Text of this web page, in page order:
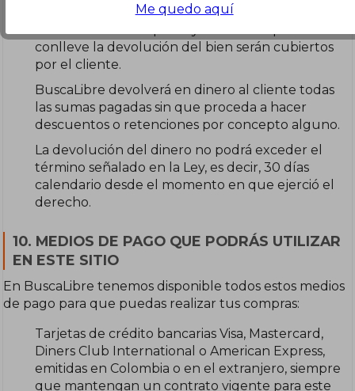
conlleve la devolución del bien serán cubiertos
por el cliente.
BuscaLibre devolverá en dinero al cliente todas
las sumas pagadas sin que proceda a hacer
descuentos o retenciones por concepto alguno.
La devolución del dinero no podrá exceder el
término señalado en la Ley, es decir, 30 días
calendario desde el momento en que ejerció el
derecho.
10. MEDIOS DE PAGO QUE PODRÁS UTILIZAR
EN ESTE SITIO
En BuscaLibre tenemos disponible todos estos medios
de pago para que puedas realizar tus compras:
Tarjetas de crédito bancarias Visa, Mastercard,
Diners Club International o American Express,
emitidas en Colombia o en el extranjero, siempre
que mantengan un contrato vigente para este
Me quedo aquí